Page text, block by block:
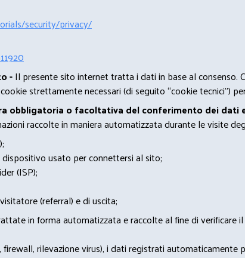
security/privacy/
-Il presente sito internet tratta i dati in base al consenso.
strettamente necessari (di seguito “cookie tecnici”)
obbligatoria o facoltativa del conferimento dei dati
raccolte in maniera automatizzata durante le visite
usato per connettersi al sito;
(ISP);
(referral) e di uscita;
in forma automatizzata e raccolte al fine di verificare
rilevazione virus), i dati registrati